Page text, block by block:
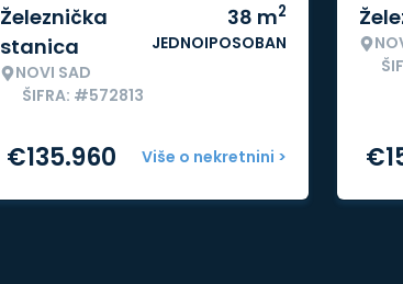
Železnička
stanica
NOVI SAD
ŠIFRA: #572813
38 m2
JEDNOIPOSOBAN
Više o nekretnini >
€135.960 €